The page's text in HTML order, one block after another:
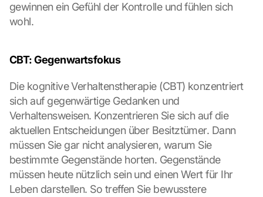
gewinnen ein Gefühl der Kontrolle und fühlen sich
wohl.
CBT: Gegenwartsfokus
Die kognitive Verhaltenstherapie (CBT) konzentriert
sich auf gegenwärtige Gedanken und
Verhaltensweisen. Konzentrieren Sie sich auf die
aktuellen Entscheidungen über Besitztümer. Dann
müssen Sie gar nicht analysieren, warum Sie
bestimmte Gegenstände horten. Gegenstände
müssen heute nützlich sein und einen Wert für Ihr
Leben darstellen. So treffen Sie bewusstere